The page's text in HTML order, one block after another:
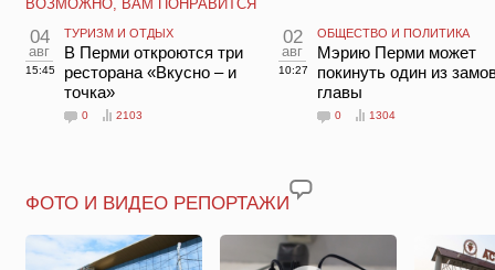
ВОЗМОЖНО, ВАМ ПОНРАВИТСЯ
04
авг
15:45
ТУРИЗМ И ОТДЫХ
В Перми откроются три
ресторана «Вкусно – и
точка»
0 2103
02
авг
10:27
ОБЩЕСТВО И ПОЛИТИКА
Мэрию Перми может
покинуть один из
главы
0 1304
ФОТО И ВИДЕО РЕПОРТАЖИ